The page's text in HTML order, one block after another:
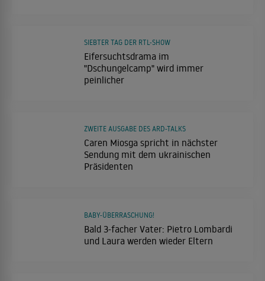
Eifersuchtsdrama im
"Dschungelcamp" wird immer
peinlicher
SIEBTER TAG DER RTL-SHOW
Caren Miosga spricht in nächster
Sendung mit dem ukrainischen
Präsidenten
ZWEITE AUSGABE DES ARD-TALKS
Bald 3-facher Vater: Pietro Lombardi
und Laura werden wieder Eltern
BABY-ÜBERRASCHUNG!